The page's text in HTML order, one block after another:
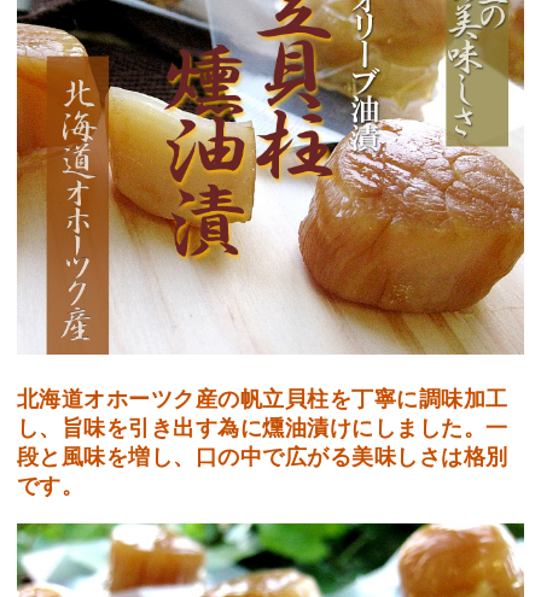
北海道オホーツク産の帆立貝柱を丁寧に調味加工
し、旨味を引き出す為に燻油漬けにしました。一
段と風味を増し、口の中で広がる美味しさは格別
です。